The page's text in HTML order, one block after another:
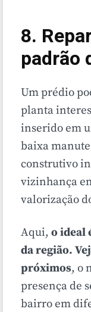
8.
padrão
Um prédio
planta
inserido em
baixa
construtivo
vizinhança
valorização
Aqui, o ideal
da região.
próximos, o
presença de
bairro em